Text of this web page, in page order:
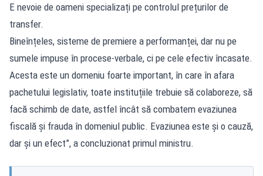
E nevoie de oameni specializați pe controlul prețurilor de
transfer.
Bineînțeles, sisteme de premiere a performanței, dar nu pe
sumele impuse în procese-verbale, ci pe cele efectiv încasate.
Acesta este un domeniu foarte important, în care în afara
pachetului legislativ, toate instituțiile trebuie să colaboreze, să
facă schimb de date, astfel încât să combatem evaziunea
fiscală și frauda în domeniul public. Evaziunea este și o cauză,
dar și un efect”, a concluzionat primul ministru.